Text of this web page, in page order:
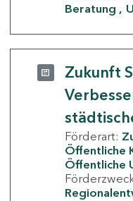
Beratung
Zukunft
Förderart:
Öffentliche
Öffentliche